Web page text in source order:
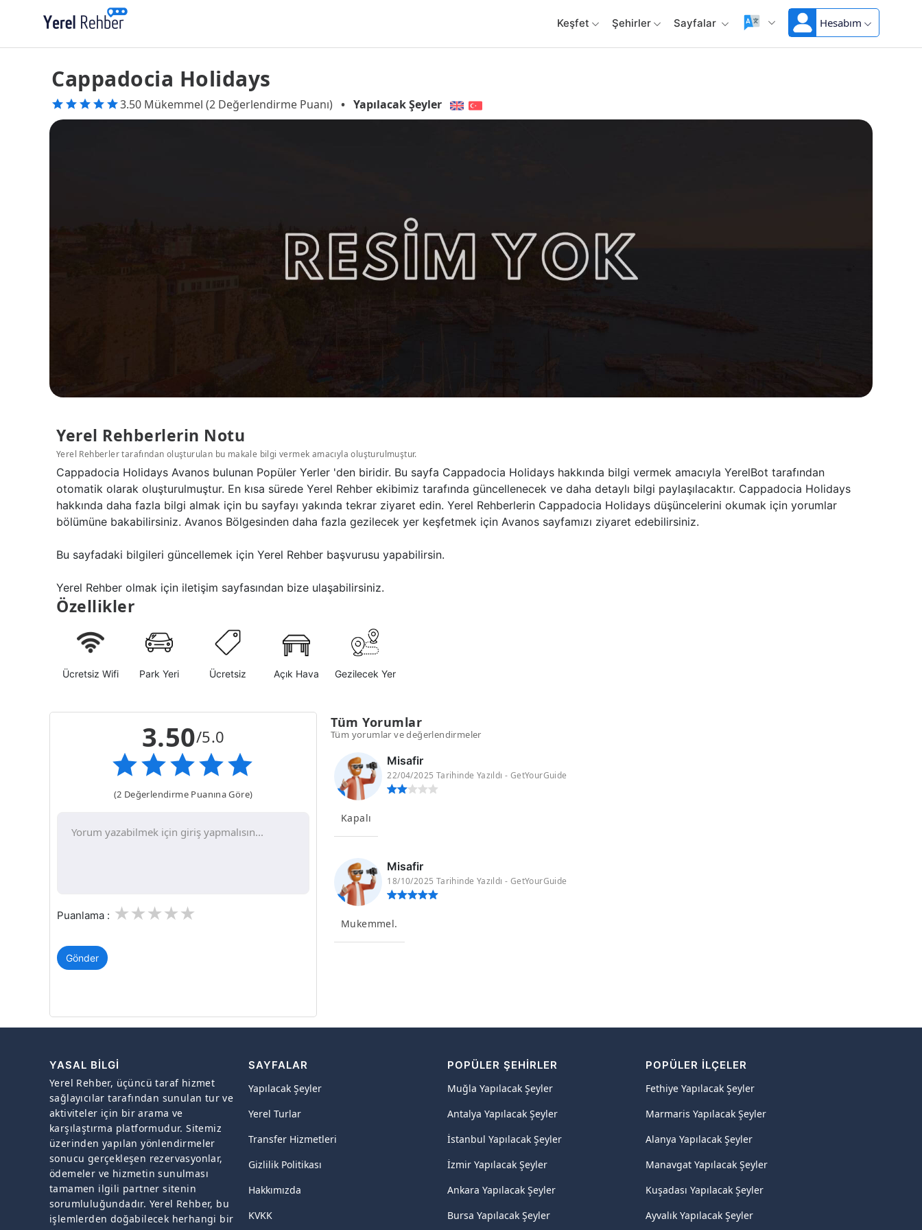
Keşfet Şehirler Sayfalar Hesabım
Cappadocia Holidays
3.50 Mükemmel (2 Değerlendirme Puanı) • Yapılacak Şeyler
Yerel Rehberlerin Notu
Yerel Rehberler tarafından oluşturulan bu makale bilgi vermek amacıyla oluşturulmuştur.
Cappadocia Holidays Avanos bulunan Popüler Yerler 'den biridir. Bu sayfa Cappadocia Holidays hakkında bilgi vermek amacıyla YerelBot tarafından
otomatik olarak oluşturulmuştur. En kısa sürede Yerel Rehber ekibimiz tarafında güncellenecek ve daha detaylı bilgi paylaşılacaktır. Cappadocia Holidays
hakkında daha fazla bilgi almak için bu sayfayı yakında tekrar ziyaret edin. Yerel Rehberlerin Cappadocia Holidays düşüncelerini okumak için yorumlar
bölümüne bakabilirsiniz. Avanos Bölgesinden daha fazla gezilecek yer keşfetmek için Avanos sayfamızı ziyaret edebilirsiniz.
Bu sayfadaki bilgileri güncellemek için Yerel Rehber başvurusu yapabilirsin.
Yerel Rehber olmak için iletişim sayfasından bize ulaşabilirsiniz.
Özellikler
Ücretsiz Wifi Park Yeri Ücretsiz Açık Hava Gezilecek Yer
3.50/5.0
(2 Değerlendirme Puanına Göre)
Puanlama : 3
2
1
Gönder
Tüm Yorumlar
Tüm yorumlar ve değerlendirmeler
Misafir
22/04/2025 Tarihinde Yazıldı - GetYourGuide
Kapalı
Misafir
18/10/2025 Tarihinde Yazıldı - GetYourGuide
Mukemmel.
YASAL BILGI
Yerel Rehber, üçüncü taraf hizmet
sağlayıcılar tarafından sunulan tur ve
aktiviteler için bir arama ve
karşılaştırma platformudur. Sitemiz
üzerinden yapılan yönlendirmeler
sonucu gerçekleşen rezervasyonlar,
ödemeler ve hizmetin sunulması
tamamen ilgili partner sitenin
sorumluluğundadır. Yerel Rehber, bu
işlemlerden doğabilecek herhangi bir
SAYFALAR
Yapılacak Şeyler
Yerel Turlar
Transfer Hizmetleri
Gizlilik Politikası
Hakkımızda
KVKK
POPÜLER ŞEHIRLER
Muğla Yapılacak Şeyler
Antalya Yapılacak Şeyler
İstanbul Yapılacak Şeyler
İzmir Yapılacak Şeyler
Ankara Yapılacak Şeyler
Bursa Yapılacak Şeyler
POPÜLER İLÇELER
Fethiye Yapılacak Şeyler
Marmaris Yapılacak Şeyler
Alanya Yapılacak Şeyler
Manavgat Yapılacak Şeyler
Kuşadası Yapılacak Şeyler
Ayvalık Yapılacak Şeyler